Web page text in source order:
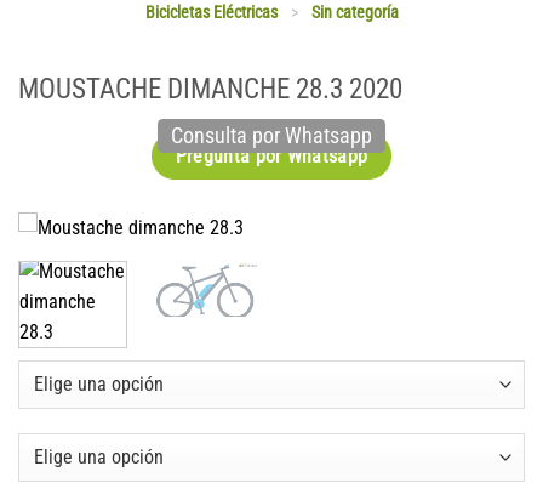
Bicicletas Eléctricas > Sin categoría
MOUSTACHE DIMANCHE 28.3 2020
Pregunta por Whatsapp
Consulta por Whatsapp